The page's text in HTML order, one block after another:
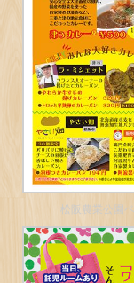
松阪農業公園